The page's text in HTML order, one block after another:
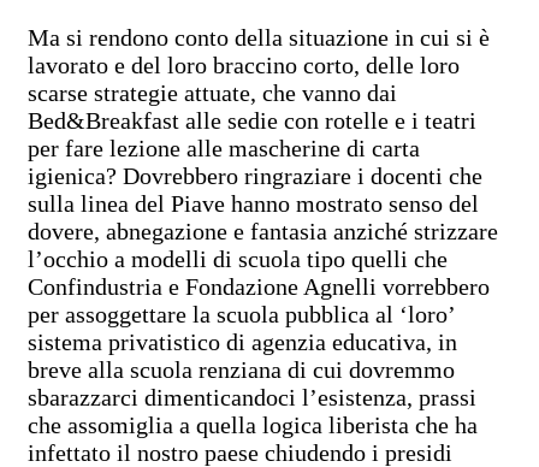
Ma si rendono conto della situazione in cui si è
lavorato e del loro braccino corto, delle loro
scarse strategie attuate, che vanno dai
Bed&Breakfast alle sedie con rotelle e i teatri
per fare lezione alle mascherine di carta
igienica? Dovrebbero ringraziare i docenti che
sulla linea del Piave hanno mostrato senso del
dovere, abnegazione e fantasia anziché strizzare
l’occhio a modelli di scuola tipo quelli che
Confindustria e Fondazione Agnelli vorrebbero
per assoggettare la scuola pubblica al ‘loro’
sistema privatistico di agenzia educativa, in
breve alla scuola renziana di cui dovremmo
sbarazzarci dimenticandoci l’esistenza, prassi
che assomiglia a quella logica liberista che ha
infettato il nostro paese chiudendo i presidi